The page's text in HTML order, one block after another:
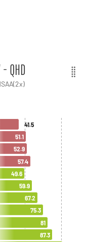
QHD
51.1
52.9
57.4
49.6
59.9
67.2
75.3
81
87.3
41.5